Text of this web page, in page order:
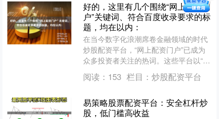
好的，这里有几个围绕“网上配资门
户”关键词、符合百度收录要求的标
题，均在以内：
在当今数字化浪潮席卷金融领域的时代
炒股配资平台，“网上配资门户”已成为
众多投资者关注的热词。这些平台以“低
门槛、高杠杆、便捷高效”为旗号，吸引
着渴望在股市中放大....
阅读： 153 栏目： 炒股配资平台
易策略股票配资平台：安全杠杆炒
股，低门槛高收益